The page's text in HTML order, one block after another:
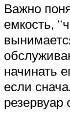
Важно
емкость,
начинать
если
резервуар